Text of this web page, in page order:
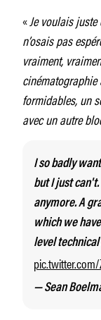
«Je voulais juste
n’osais pas
vraiment,
cinématographie
formidables, un
avec un autre
I so badly
but I just
anymore. A
which we
level technical
pic.twitter.com/
— Sean